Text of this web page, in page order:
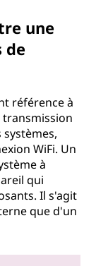
une
de
référence à
WiFi. Un
à
qui
Il s'agit
que d'un